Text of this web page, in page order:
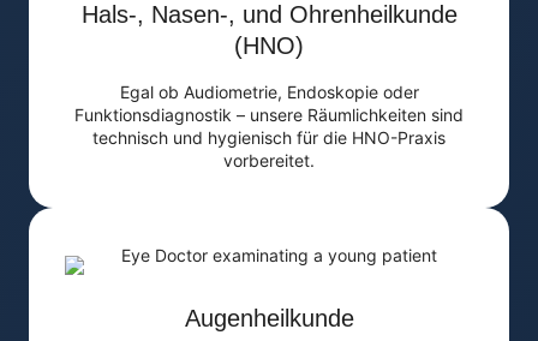
Hals-, Nasen-, und Ohrenheilkunde
(HNO)
Egal ob Audiometrie, Endoskopie oder
Funktionsdiagnostik – unsere Räumlichkeiten sind
technisch und hygienisch für die HNO-Praxis
vorbereitet.
Augenheilkunde